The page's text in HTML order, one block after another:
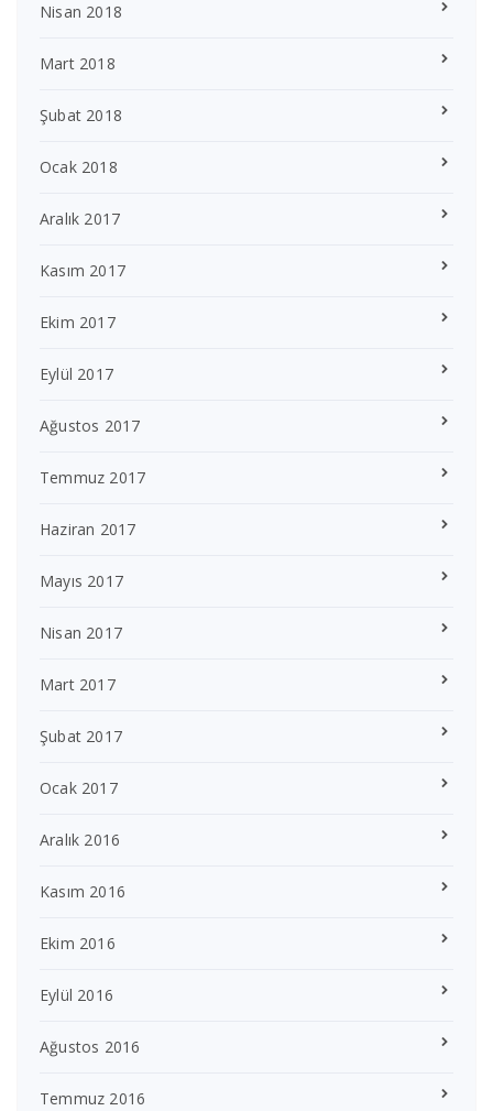
Nisan 2018
Mart 2018
Şubat 2018
Ocak 2018
Aralık 2017
Kasım 2017
Ekim 2017
Eylül 2017
Ağustos 2017
Temmuz 2017
Haziran 2017
Mayıs 2017
Nisan 2017
Mart 2017
Şubat 2017
Ocak 2017
Aralık 2016
Kasım 2016
Ekim 2016
Eylül 2016
Ağustos 2016
Temmuz 2016